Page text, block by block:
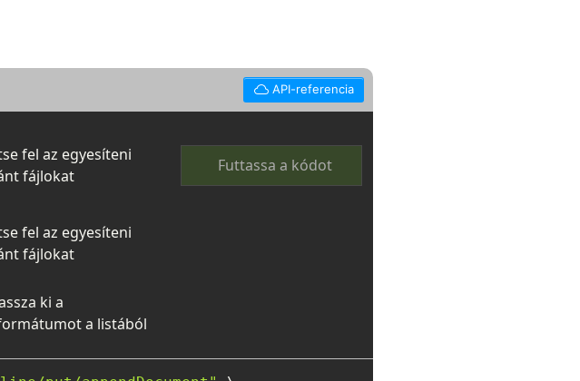
API-referencia
fel az egyesíteni
fájlokat
Futtassa a kódot
fel az egyesíteni
fájlokat
ki a
a listából